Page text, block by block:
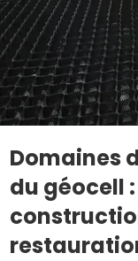
Domaines
du géocell :